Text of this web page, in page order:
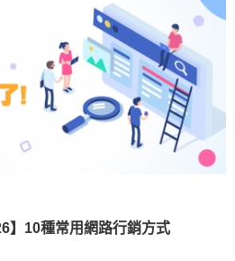
】10種常用網路行銷方式